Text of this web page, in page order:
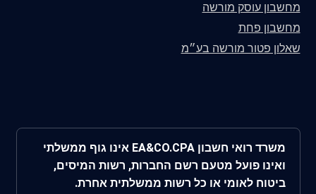
מחשבון עוסק מורשה
מחשבון פחת
שאלון פטור מורשה בע״מ
משרד רואי חשבון EA&CO.CPA אינו גוף ממשלתי
ואינו פועל מטעם רשם החברות, רשות המיסים,
ביטוח לאומי או כל רשות ממשלתית אחרת.